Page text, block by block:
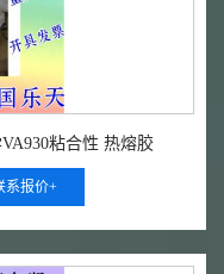
粘合性 热熔胶
系报价+